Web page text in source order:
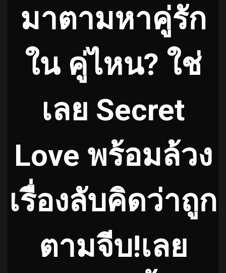
มาตามหาคู่รัก
ใน คู่ไหน? ใช่
เลย Secret
Love พร้อมล้วง
เรื่องลับคิดว่าถูก
ตามจีบ!เลย